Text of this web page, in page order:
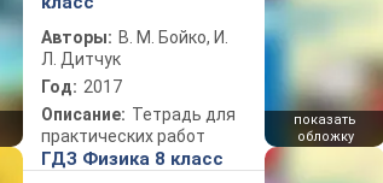
Авторы: В. М. Бойко, И.
Л. Дитчук
Год: 2017
Описание: Тетрадь для
практических работ
показать
обложку
ГДЗ Физика 8 класс